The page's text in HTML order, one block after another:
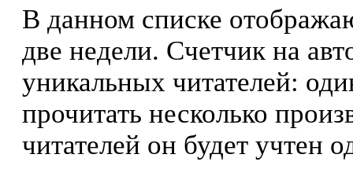
В данном списке
две недели. Счетчик на
уникальных читателей:
прочитать несколько
читателей он будет учтен